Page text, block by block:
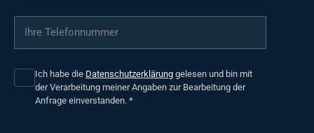
Ihre Telefonnummer
Ich habe die Datenschutzerklärung gelesen und bin mit
der Verarbeitung meiner Angaben zur Bearbeitung der
Anfrage einverstanden. *